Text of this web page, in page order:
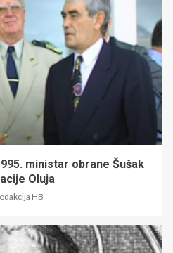
ministar obrane Šušak
Oluja
HB